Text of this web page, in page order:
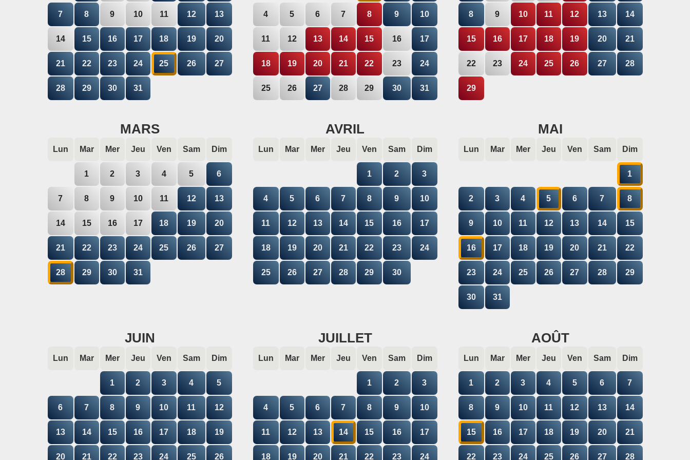
2004 - 2005
7 8 9 10 11 12 13
14 15 16 17 18 19 20
21 22 23 24 25 26 27
28 29 30 31
4 5 6 7 8 9 10
11 12 13 14 15 16 17
18 19 20 21 22 23 24
25 26 27 28 29 30 31
8 9 10 11 12 13 14
15 16 17 18 19 20 21
22 23 24 25 26 27 28
29
MARS
Lun Mar Mer Jeu Ven Sam Dim
1 2 3 4 5 6
7 8 9 10 11 12 13
14 15 16 17 18 19 20
21 22 23 24 25 26 27
28 29 30 31
AVRIL
Lun Mar Mer Jeu Ven Sam Dim
1 2 3
4 5 6 7 8 9 10
11 12 13 14 15 16 17
18 19 20 21 22 23 24
25 26 27 28 29 30
MAI
Lun Mar Mer Jeu Ven Sam Dim
1
2 3 4 5 6 7 8
9 10 11 12 13 14 15
16 17 18 19 20 21 22
23 24 25 26 27 28 29
30 31
JUIN
Lun Mar Mer Jeu Ven Sam Dim
1 2 3 4 5
6 7 8 9 10 11 12
13 14 15 16 17 18 19
20 21 22 23 24 25 26
JUILLET
Lun Mar Mer Jeu Ven Sam Dim
1 2 3
4 5 6 7 8 9 10
11 12 13 14 15 16 17
18 19 20 21 22 23 24
AOÛT
Lun Mar Mer Jeu Ven Sam Dim
1 2 3 4 5 6 7
8 9 10 11 12 13 14
15 16 17 18 19 20 21
22 23 24 25 26 27 28